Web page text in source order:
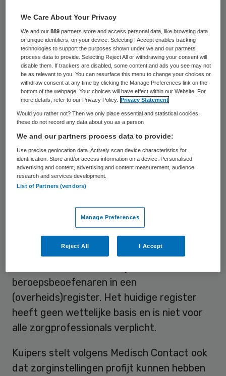
totaalverbod hoeft te komen op (financiële)
gunsten van medische hulpmiddelen- of
farmaceutische bedrijven aan medisch
specialisten. Dat komt omdat er redenen
kunnen zijn om uitzonderingen te maken.
Dat blijkt volgens Medisch Contact uit
antwoorden op vragen van de Tweede
Kamer over plannen die Kuipers wil nemen
om de betalingen aan zorgaanbieders en
zorgprofessionals van bedrijven
van minder zelfregulering in de zorg.
Wel pleit de minister voor een wettelijke
verplichting voor registratie van financiële
beroepsbeoefenaren in een
(overheids)register. Het huidige register
heeft geen wettelijke basis en is niet voor
alle zorgprofessionals verplicht.
Kuipers stelt volgens Medisch Contact ook
dat zorginstellingen profijt kunnen hebben
We Care About Your Privacy
We and our889 partners store and access personal data, like browsing data
or unique identifiers, on your device. Selecting I Accept enables tracking
technologies to support the purposes shown under we and our partners
process data to provide. Selecting Reject All or withdrawing your consent will
disable them. If trackers are disabled, some content and ads you see may not
be as relevant to you. You can resurface this menu to change your choices or
withdraw consent at any time by clicking the Manage Preferences link on the
bottom of the webpage. Your choices will have effect within our Website. For
more details, refer to our Privacy Policy.
Privacy Statement
Would you rather not? Then we only place essential and statistical cookies,
these do not record any data about you as a person
We and our partners process data to provide:
Use precise geolocation data. Actively scan device characteristics for
identification. Store and/or access information on a device. Personalised
advertising and content, advertising and content measurement, audience
research and services development.
List of Partners (vendors)
Manage Preferences
Reject All I Accept